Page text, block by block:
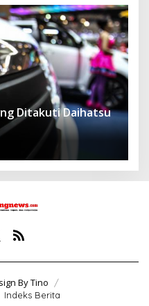
Ditakuti Daihatsu
By Tino
Indeks Berita